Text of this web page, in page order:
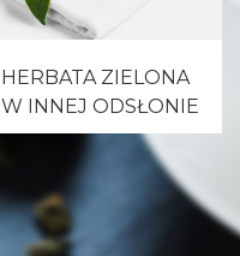
HERBATA ZIELONA
W INNEJ ODSŁONIE